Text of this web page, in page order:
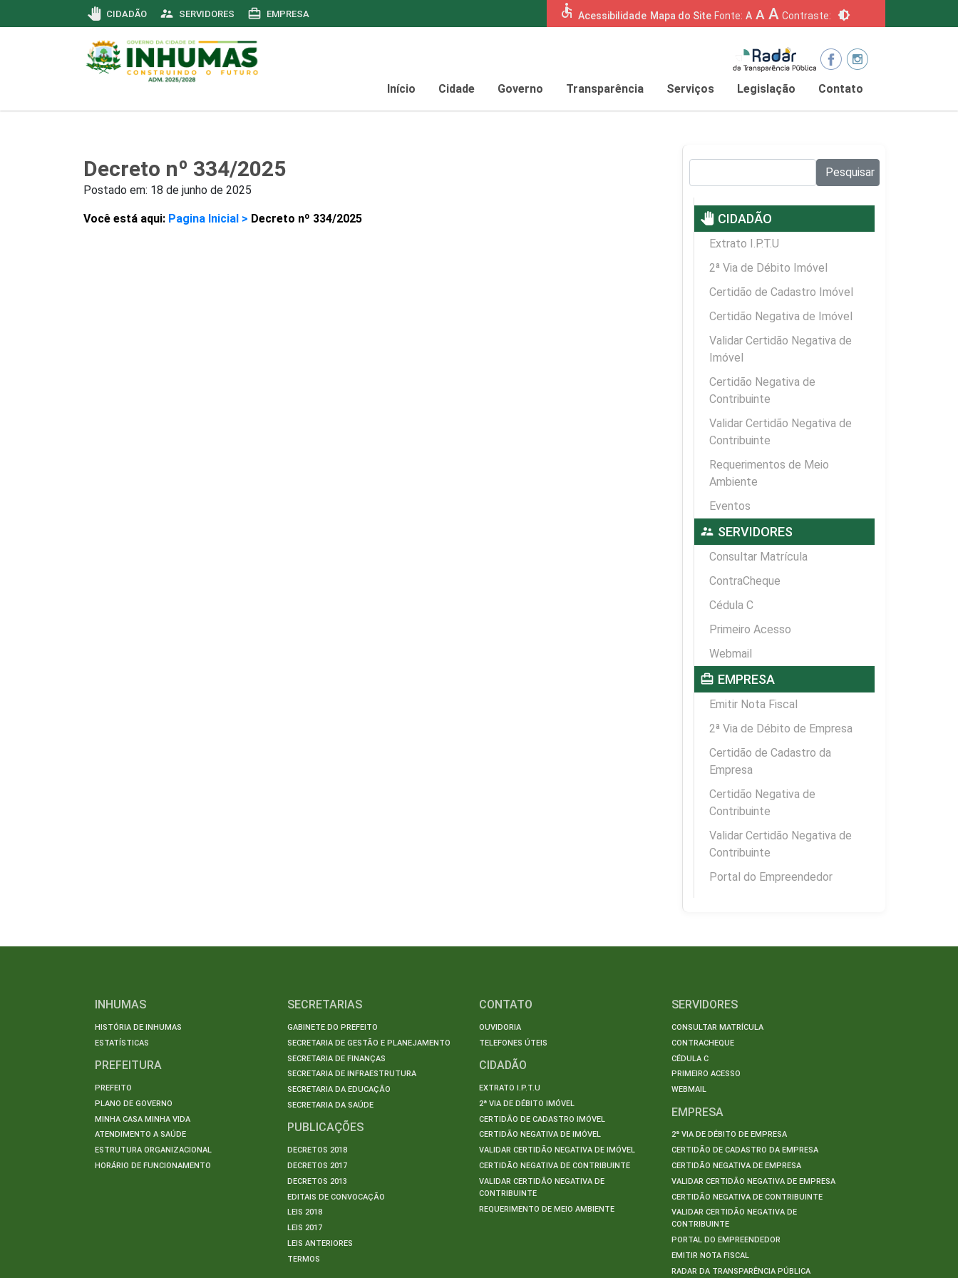
pan_tool CIDADÃO supervisor_account SERVIDORES card_travel EMPRESA accessible Acessibilidade Mapa do Site Fonte: A A A Contraste: brightness_6
Início Cidade Governo Transparência Serviços Legislação Contato
Decreto nº 334/2025
Postado em: 18 de junho de 2025
Você está aqui: Pagina Inicial > Decreto nº 334/2025
Pesquisar
pan_tool CIDADÃO
Extrato I.P.T.U
2ª Via de Débito Imóvel
Certidão de Cadastro Imóvel
Certidão Negativa de Imóvel
Validar Certidão Negativa de
Imóvel
Certidão Negativa de
Contribuinte
Validar Certidão Negativa de
Contribuinte
Requerimentos de Meio
Ambiente
Eventos
supervisor_account SERVIDORES
Consultar Matrícula
ContraCheque
Cédula C
Primeiro Acesso
Webmail
card_travel EMPRESA
Emitir Nota Fiscal
2ª Via de Débito de Empresa
Certidão de Cadastro da
Empresa
Certidão Negativa de
Contribuinte
Validar Certidão Negativa de
Contribuinte
Portal do Empreendedor
INHUMAS
HISTÓRIA DE INHUMAS
ESTATÍSTICAS
PREFEITURA
PREFEITO
PLANO DE GOVERNO
MINHA CASA MINHA VIDA
ATENDIMENTO A SAÚDE
ESTRUTURA ORGANIZACIONAL
HORÁRIO DE FUNCIONAMENTO
SECRETARIAS
GABINETE DO PREFEITO
SECRETARIA DE GESTÃO E PLANEJAMENTO
SECRETARIA DE FINANÇAS
SECRETARIA DE INFRAESTRUTURA
SECRETARIA DA EDUCAÇÃO
SECRETARIA DA SAÚDE
PUBLICAÇÕES
DECRETOS 2018
DECRETOS 2017
DECRETOS 2013
EDITAIS DE CONVOCAÇÃO
LEIS 2018
LEIS 2017
LEIS ANTERIORES
TERMOS
CONTATO
OUVIDORIA
TELEFONES ÚTEIS
CIDADÃO
EXTRATO I.P.T.U
2ª VIA DE DÉBITO IMÓVEL
CERTIDÃO DE CADASTRO IMÓVEL
CERTIDÃO NEGATIVA DE IMÓVEL
VALIDAR CERTIDÃO NEGATIVA DE IMÓVEL
CERTIDÃO NEGATIVA DE CONTRIBUINTE
VALIDAR CERTIDÃO NEGATIVA DE
CONTRIBUINTE
REQUERIMENTO DE MEIO AMBIENTE
SERVIDORES
CONSULTAR MATRÍCULA
CONTRACHEQUE
CÉDULA C
PRIMEIRO ACESSO
WEBMAIL
EMPRESA
2ª VIA DE DÉBITO DE EMPRESA
CERTIDÃO DE CADASTRO DA EMPRESA
CERTIDÃO NEGATIVA DE EMPRESA
VALIDAR CERTIDÃO NEGATIVA DE EMPRESA
CERTIDÃO NEGATIVA DE CONTRIBUINTE
VALIDAR CERTIDÃO NEGATIVA DE
CONTRIBUINTE
PORTAL DO EMPREENDEDOR
EMITIR NOTA FISCAL
RADAR DA TRANSPARÊNCIA PÚBLICA